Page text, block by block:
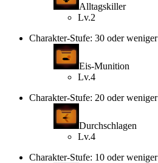
Alltagskiller
Lv.2
Charakter-Stufe: 30 oder weniger
Eis-Munition
Lv.4
Charakter-Stufe: 20 oder weniger
Durchschlagen
Lv.4
Charakter-Stufe: 10 oder weniger